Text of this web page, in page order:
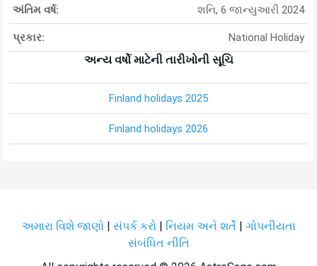
અંતિમ વર્ષ: શનિ, 6 જાન્યુઆરી 2024
પ્રકાર: National Holiday
અન્ય વર્ષો માટેની તારીખોની સૂચિ
Finland holidays 2025
Finland holidays 2026
અમારા વિશે જાણો| સંપર્ક કરો | નિયમ અને શર્તેં| ગોપનીયતા
સંબંધિત નીતિ